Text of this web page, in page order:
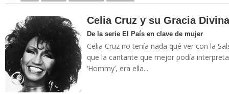
Celia Cruz y su Gracia Divina
De la serie El País en clave de mujer
Celia Cruz no tenía nada qué ver con la
que la cantante que mejor podía
‘Hommy’, era ella...